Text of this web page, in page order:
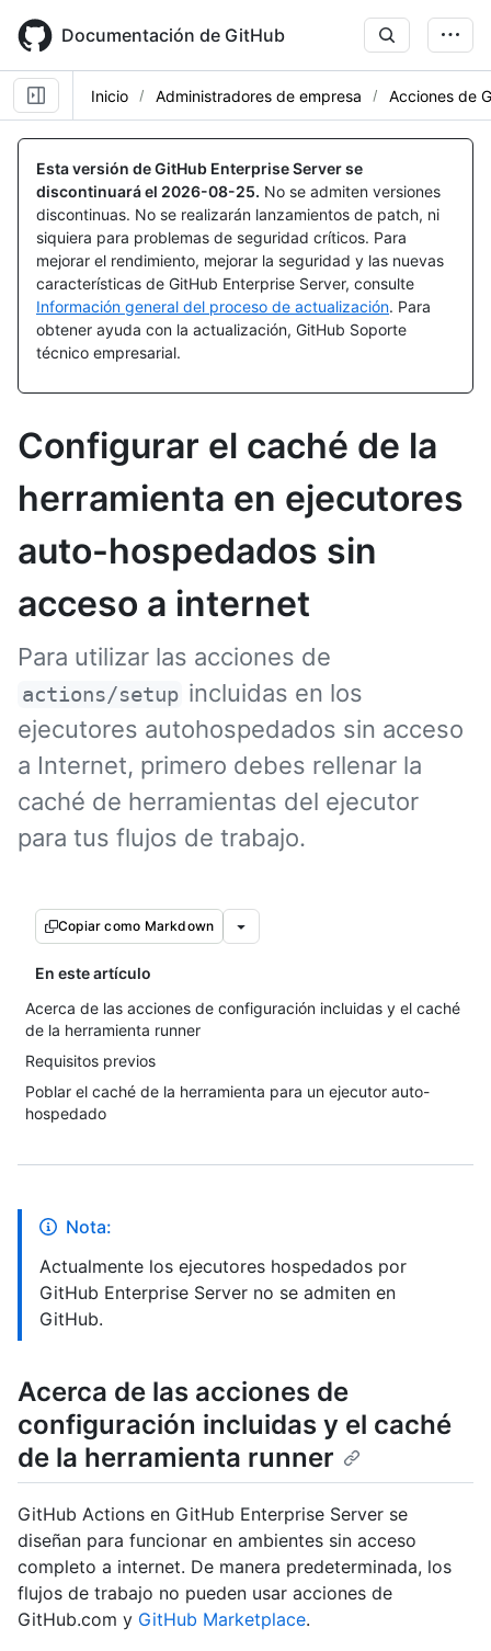
main
content
Documentación de GitHub
Inicio Administradores de empresa Acciones de
Esta versión de GitHub Enterprise Server se
discontinuará el 2026-08-25. No se admiten versiones
discontinuas. No se realizarán lanzamientos de patch, ni
siquiera para problemas de seguridad críticos. Para
mejorar el rendimiento, mejorar la seguridad y las nuevas
características de GitHub Enterprise Server, consulte
Información general del proceso de actualización. Para
obtener ayuda con la actualización, GitHub Soporte
técnico empresarial.
Configurar el caché de la
herramienta en ejecutores
auto-hospedados sin
acceso a internet
Para utilizar las acciones de
actions/setup incluidas en los
ejecutores autohospedados sin acceso
a Internet, primero debes rellenar la
caché de herramientas del ejecutor
para tus flujos de trabajo.
Copiar como Markdown
En este artículo
Acerca de las acciones de configuración incluidas y el caché
de la herramienta runner
Requisitos previos
Poblar el caché de la herramienta para un ejecutor auto-
hospedado
Nota:
Actualmente los ejecutores hospedados por
GitHub Enterprise Server no se admiten en
GitHub.
Acerca de las acciones de
configuración incluidas y el caché
de la herramienta runner
GitHub Actions en GitHub Enterprise Server se
diseñan para funcionar en ambientes sin acceso
completo a internet. De manera predeterminada, los
flujos de trabajo no pueden usar acciones de
GitHub.com y GitHub Marketplace.